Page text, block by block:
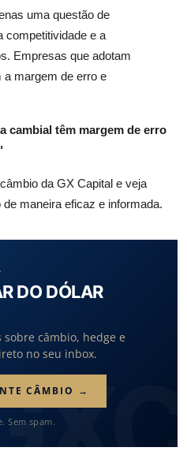
uma questão de
competitividade e a
Empresas que adotam
a margem de erro e
cambial têm margem de erro
da GX Capital e veja
maneira eficaz e informada.
DO DÓLAR
câmbio, hedge e
no seu inbox.
CÂMBIO →
Sem spam.